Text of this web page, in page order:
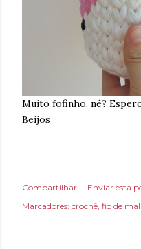
Muito fofinho, né?
Beijos
Compartilhar
Enviar esta
Marcadores: crochê fio de